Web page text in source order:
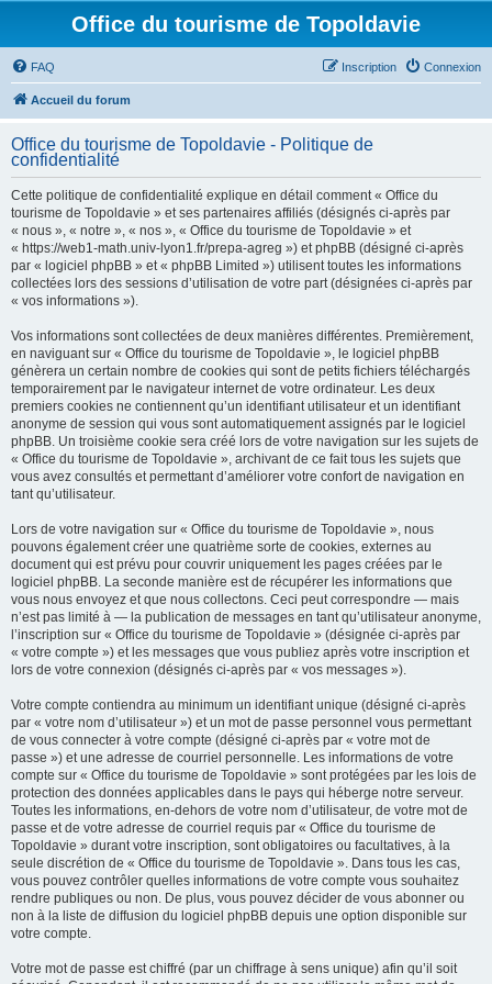
Office du tourisme de Topoldavie
FAQ Connexion
Inscription
Accueil du forum
Office du tourisme de Topoldavie - Politique de
confidentialité
Cette politique de confidentialité explique en détail comment « Office du
tourisme de Topoldavie » et ses partenaires affiliés (désignés ci-après par
« nous », « notre », « nos », « Office du tourisme de Topoldavie » et
« https://web1-math.univ-lyon1.fr/prepa-agreg ») et phpBB (désigné ci-après
par « logiciel phpBB » et « phpBB Limited ») utilisent toutes les informations
collectées lors des sessions d’utilisation de votre part (désignées ci-après par
« vos informations »).
Vos informations sont collectées de deux manières différentes. Premièrement,
en naviguant sur « Office du tourisme de Topoldavie », le logiciel phpBB
génèrera un certain nombre de cookies qui sont de petits fichiers téléchargés
temporairement par le navigateur internet de votre ordinateur. Les deux
premiers cookies ne contiennent qu’un identifiant utilisateur et un identifiant
anonyme de session qui vous sont automatiquement assignés par le logiciel
phpBB. Un troisième cookie sera créé lors de votre navigation sur les sujets de
« Office du tourisme de Topoldavie », archivant de ce fait tous les sujets que
vous avez consultés et permettant d’améliorer votre confort de navigation en
tant qu’utilisateur.
Lors de votre navigation sur « Office du tourisme de Topoldavie », nous
pouvons également créer une quatrième sorte de cookies, externes au
document qui est prévu pour couvrir uniquement les pages créées par le
logiciel phpBB. La seconde manière est de récupérer les informations que
vous nous envoyez et que nous collectons. Ceci peut correspondre — mais
n’est pas limité à — la publication de messages en tant qu’utilisateur anonyme,
l’inscription sur « Office du tourisme de Topoldavie » (désignée ci-après par
« votre compte ») et les messages que vous publiez après votre inscription et
lors de votre connexion (désignés ci-après par « vos messages »).
Votre compte contiendra au minimum un identifiant unique (désigné ci-après
par « votre nom d’utilisateur ») et un mot de passe personnel vous permettant
de vous connecter à votre compte (désigné ci-après par « votre mot de
passe ») et une adresse de courriel personnelle. Les informations de votre
compte sur « Office du tourisme de Topoldavie » sont protégées par les lois de
protection des données applicables dans le pays qui héberge notre serveur.
Toutes les informations, en-dehors de votre nom d’utilisateur, de votre mot de
passe et de votre adresse de courriel requis par « Office du tourisme de
Topoldavie » durant votre inscription, sont obligatoires ou facultatives, à la
seule discrétion de « Office du tourisme de Topoldavie ». Dans tous les cas,
vous pouvez contrôler quelles informations de votre compte vous souhaitez
rendre publiques ou non. De plus, vous pouvez décider de vous abonner ou
non à la liste de diffusion du logiciel phpBB depuis une option disponible sur
votre compte.
Votre mot de passe est chiffré (par un chiffrage à sens unique) afin qu’il soit